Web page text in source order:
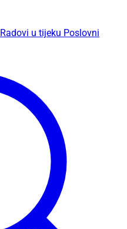
Radovi u tijeku Poslovni